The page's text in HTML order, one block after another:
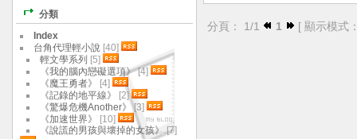
分頁： 1/1 1 [ 顯示模式
分類
Index
台角代理輕小說 [40]
輕文學系列 [5]
《我的腦內戀礙選項》[4]
《魔王勇者》
[4]
《記錄的地平線》
[2]
《驚爆危機Another》[3]
《加速世界》
[10]
《說謊的男孩與壞掉的女孩》[7]